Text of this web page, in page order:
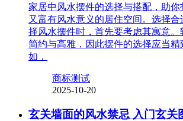
家居中风水摆件的选择与搭配，助
又富有风水意义的居住空间。选择
择风水摆件时，首先要考虑其寓意
简约与高雅，因此摆件的选择应当精
如，
商标测试
2025-10-20
玄关墙面的风水禁忌 入门玄关